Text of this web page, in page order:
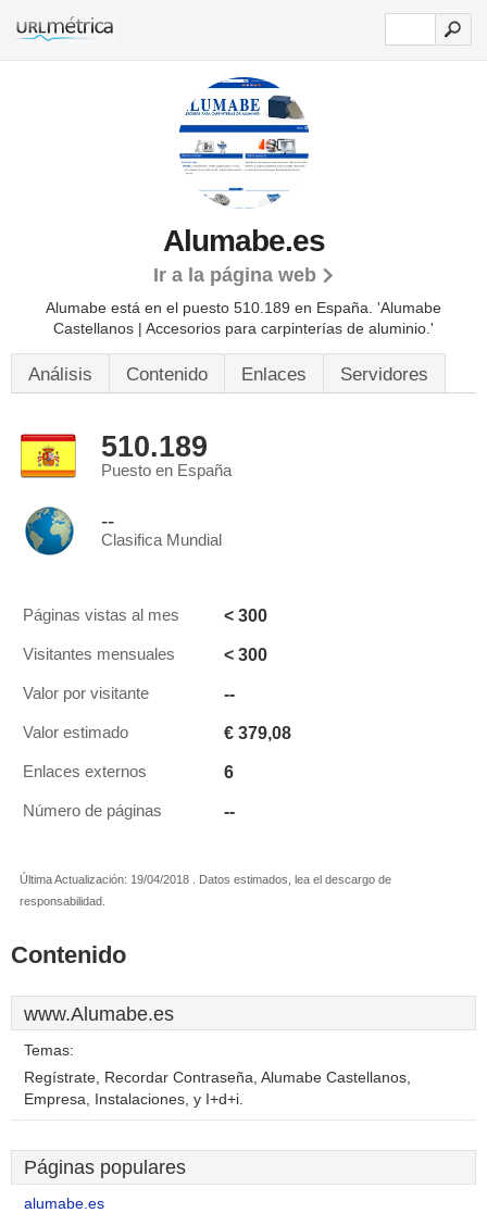
Alumabe.es
Ir a la página web
Alumabe está en el puesto 510.189 en España. 'Alumabe
Castellanos | Accesorios para carpinterías de aluminio.'
Análisis Contenido Enlaces Servidores
510.189
Puesto en España
--
Clasifica Mundial
Páginas vistas al mes < 300
Visitantes mensuales < 300
Valor por visitante --
Valor estimado € 379,08
Enlaces externos 6
Número de páginas --
Última Actualización: 19/04/2018 . Datos estimados, lea el descargo de
responsabilidad.
Contenido
www.Alumabe.es
Temas:
Regístrate, Recordar Contraseña, Alumabe Castellanos,
Empresa, Instalaciones, y I+d+i.
Páginas populares
alumabe.es